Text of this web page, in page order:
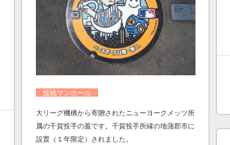
投稿マンホール
大リーグ機構から寄贈されたニューヨークメッツ所
属の千賀投手の蓋です。千賀投手所縁の地蒲郡市に
設置（１年限定）されました。